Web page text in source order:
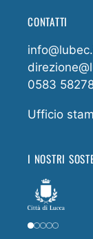
CONTATTI
0583
Ufficio
I NOSTRI